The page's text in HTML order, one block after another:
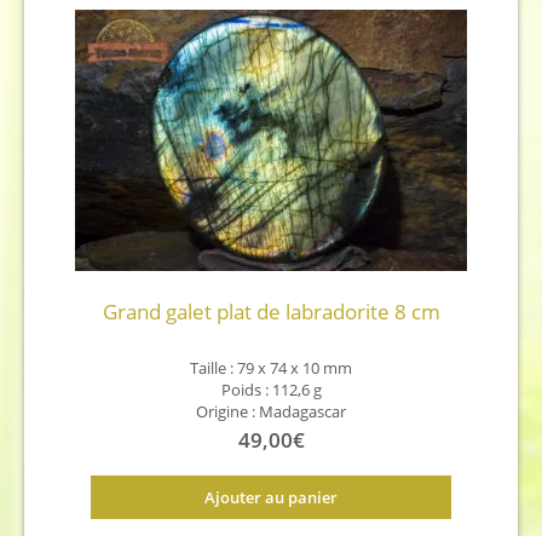
Grand galet plat de labradorite 8 cm
Taille : 79 x 74 x 10 mm
Poids : 112,6 g
Origine : Madagascar
49,00€
Ajouter au panier